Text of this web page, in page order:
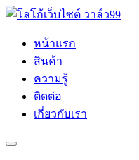
Skip
หน้าแรก
สินค้า
ความรู้
ติดต่อ
เกี่ยวกับเรา